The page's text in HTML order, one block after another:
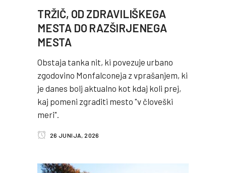
TRŽIČ, OD ZDRAVILIŠKEGA
MESTA DO RAZŠIRJENEGA
MESTA
Obstaja tanka nit, ki povezuje urbano
zgodovino Monfalconeja z vprašanjem, ki
je danes bolj aktualno kot kdaj koli prej,
kaj pomeni zgraditi mesto "v človeški
meri".
26 JUNIJA, 2026